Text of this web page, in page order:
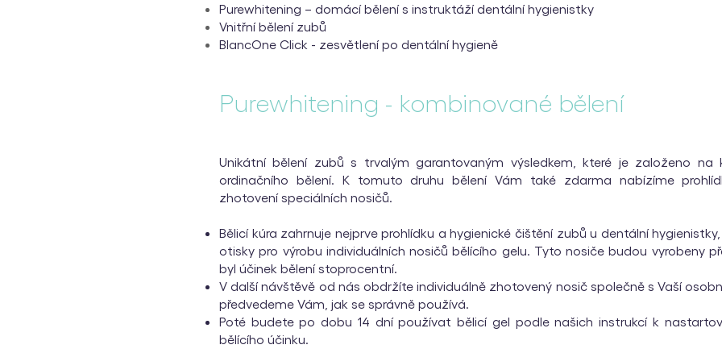
Purewhitening – domácí bělení s instruktáží dentální hygienistky
Vnitřní bělení zubů
BlancOne Click - zesvětlení po dentální hygieně
Purewhitening - kombinované bělení
Unikátní bělení zubů s trvalým garantovaným výsledkem, které je založeno
ordinačního bělení. K tomuto druhu bělení Vám také zdarma nabízíme
zhotovení speciálních nosičů.
Bělicí kúra zahrnuje nejprve prohlídku a hygienické čištění zubů u dentální
otisky pro výrobu individuálních nosičů bělícího gelu. Tyto nosiče budou vyrobeny
byl účinek bělení stoprocentní.
V další návštěvě od nás obdržíte individuálně zhotovený nosič společně s Vaší
předvedeme Vám, jak se správně používá.
Poté budete po dobu 14 dní používat bělicí gel podle našich instrukcí k
bělícího účinku.